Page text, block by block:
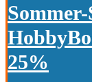
25%